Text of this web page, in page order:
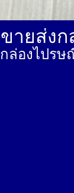
ขายส่ง
กล่องไปรษ